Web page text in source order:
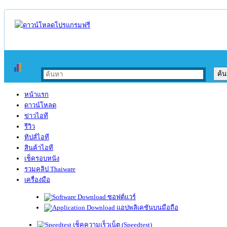
หน้าแรก
ดาวน์โหลด
ข่าวไอที
รีวิว
ทิปส์ไอที
สินค้าไอที
เช็ครอบหนัง
รวมคลิป Thaiware
เครื่องมือ
ซอฟต์แวร์
แอปพลิเคชันบนมือถือ
เช็คความเร็วเน็ต (Speedtest)